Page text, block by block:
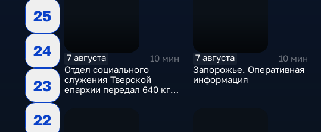
25
24
23
22
7 августа
10 мин
Отдел социального
служения Тверской
епархии передал 640 кг
7 августа
10 мин
Запорожье. Оперативная
информация